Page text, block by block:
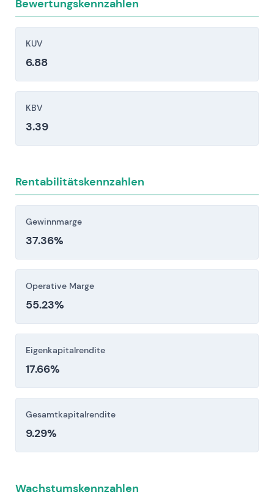
finanzierungsbezogene Umsätze erheblich
beeinträchtigen.
Wettbewerbsdruck: Horizontale Kleinanzeigen-
Preisanpassungen und Marketingaktionen
erzwingt und auf die durchschnittliche
Betrug/gefälschte Angebote bergen das Risiko
von DSGVO-Bußgeldern, Vertrauensverlust bei
Nutzern und erhebliche Sanierungskosten.
Plattform-/Tech- und immaterielles Vermögen
nachlassende Produktleistung oder anhaltend
sinkende Nutzerzahlen und ARPU könnten die
Leadgenerierung und Umsätze belasten und zu
führen.
Bewertungskennzahlen
KUV
6.88
KBV
3.39
Rentabilitätskennzahlen
Gewinnmarge
37.36%
Operative Marge
55.23%
Eigenkapitalrendite
17.66%
Gesamtkapitalrendite
9.29%
Wachstumskennzahlen